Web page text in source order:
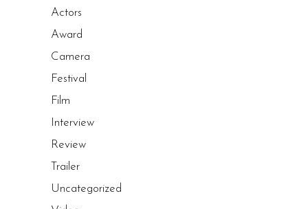
Actors
Award
Camera
Festival
Film
Interview
Review
Trailer
Uncategorized